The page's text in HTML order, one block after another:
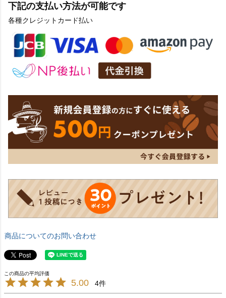
下記の支払い方法が可能です
各種クレジットカード払い
商品についてのお問い合わせ
5.00 4